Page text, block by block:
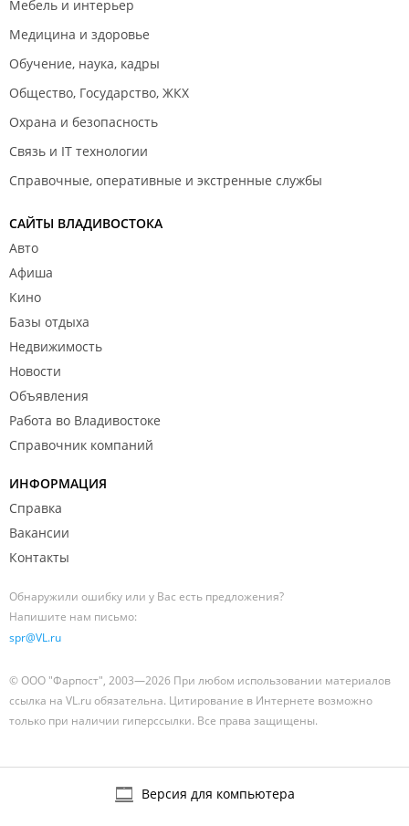
Мебель и интерьер
Медицина и здоровье
Обучение, наука, кадры
Общество, Государство, ЖКХ
Охрана и безопасность
Связь и IT технологии
Справочные, оперативные и экстренные службы
САЙТЫ ВЛАДИВОСТОКА
Авто
Афиша
Кино
Базы отдыха
Недвижимость
Новости
Объявления
Работа во Владивостоке
Справочник компаний
ИНФОРМАЦИЯ
Справка
Вакансии
Контакты
Обнаружили ошибку или у Вас есть предложения?
Напишите нам письмо:
spr@VL.ru
© ООО "Фарпост", 2003—2026 При любом использовании материалов
ссылка на VL.ru обязательна. Цитирование в Интернете возможно
только при наличии гиперссылки. Все права защищены.
Версия для компьютера